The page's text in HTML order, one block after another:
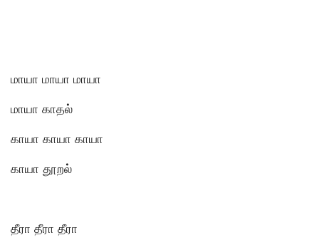
மாயா மாயா மாயா
மாயா காதல்
காயா காயா காயா
காயா தூறல்
தீரா தீரா தீரா